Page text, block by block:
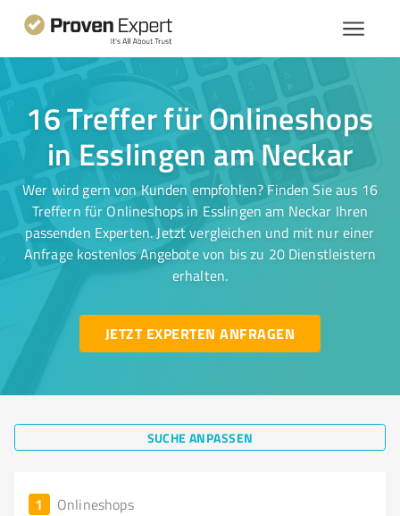
16 Treffer für Onlineshops
in Esslingen am Neckar
Wer wird gern von Kunden empfohlen? Finden Sie aus 16
Treffern für Onlineshops in Esslingen am Neckar Ihren
passenden Experten. Jetzt vergleichen und mit nur einer
Anfrage kostenlos Angebote von bis zu 20 Dienstleistern
erhalten.
JETZT EXPERTEN ANFRAGEN
SUCHE ANPASSEN
1 Onlineshops